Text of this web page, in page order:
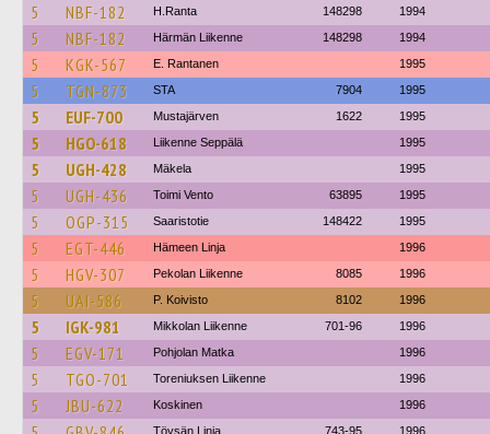
5 NBF-182 H.Ranta 148298 1994
5 NBF-182 Härmän Liikenne 148298 1994
5 KGK-567 E. Rantanen 1995
5 TGN-873 STA 7904 1995
5 EUF-700 Mustajärven 1622 1995
5 HGO-618 Liikenne Seppälä 1995
5 UGH-428 Mäkela 1995
5 UGH-436 Toimi Vento 63895 1995
5 OGP-315 Saaristotie 148422 1995
5 EGT-446 Hämeen Linja 1996
5 HGV-307 Pekolan Liikenne 8085 1996
5 UAI-586 P. Koivisto 8102 1996
5 IGK-981 Mikkolan Liikenne 701-96 1996
5 EGV-171 Pohjolan Matka 1996
5 TGO-701 Toreniuksen Liikenne 1996
5 JBU-622 Koskinen 1996
Töysän Linja 743-95 1996